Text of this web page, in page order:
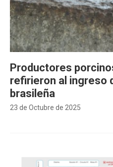
23 de Octubre de 2025
Productores
refirieron al ingreso
brasileña